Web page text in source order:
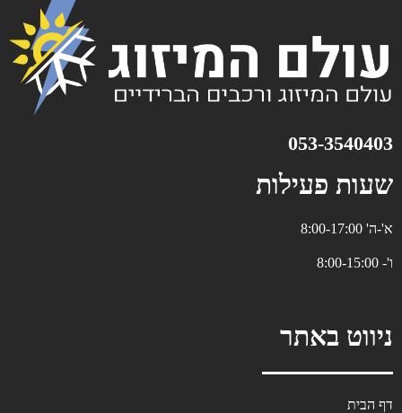
053-3540403⁩
שעות פעילות
א'-ה' 8:00-17:00
ו'- 8:00-15:00
ניווט באתר
דף הבית